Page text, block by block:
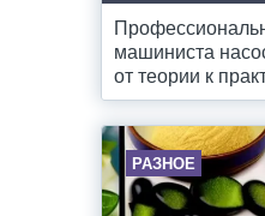
машиниста
от теории к
РАЗНОЕ